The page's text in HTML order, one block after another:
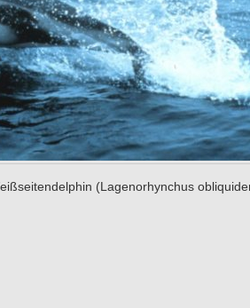
(Lagenorhynchus